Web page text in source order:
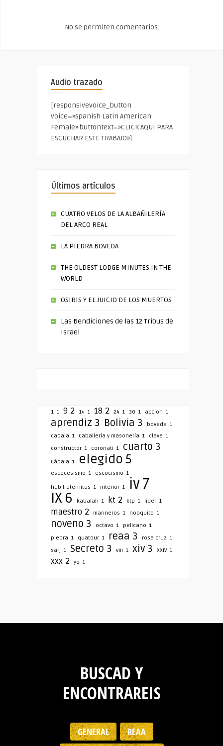
No se permiten comentarios.
Audio trazado
[responsivevoice_button
voice=»Spanish Latin American
Female» buttontext=»CLICK AQUI PARA
ESCUCHAR ESTE TRABAJO»]
Últimos artículos
CUATRO VELOS DE LA ALBAÑILERÍA
DEL ARCO REAL
LA PIEDRA BOVEDA
THE OLDEST LODGE MINUTES IN THE
WORLD
OSIRIS Y EL JUICIO DE LOS MUERTOS
Las Bendiciones de las 12 Tribus de
Israel
1 1 9 2 14 1 18 2 24 1 30 1 accion 1
aprendiz 3 Bolivia 3 boveda 1
cabala 1 Caballería y masonería 1 clave 1
constructor 1 coronati 1 cuarto 3
Cábala 1 elegido5
escocesismo 1 escocismo 1
hub fraternitas 1 interior 1 iv7
IX 6 kabalah 1 kt 2 ktp 1 lider 1
maestro 2 marineros 1 noaquita 1
noveno 3 octavo 1 pelicano 1
piedra 1 quatour 1 reaa 3 rosa cruz 1
sarj 1 Secreto 3 viii 1 xiv 3 XXIV 1
xxx 2 yo 1
BUSCAD Y
ENCONTRAREIS
GENERAL REAA